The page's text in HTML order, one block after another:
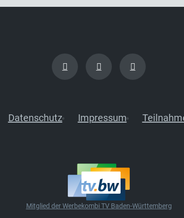
Datenschutz Impressum
Mitglied der Werbekombi TV Baden-Württemberg